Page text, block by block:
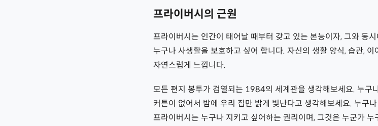
프라이버시의 근원
프라이버시는 인간이 태어날 때부터 갖고 있는 본능이자, 그와 동
누구나 사생활을 보호하고 싶어 합니다. 자신의 생활 양식, 습관,
자연스럽게 느낍니다.
모든 편지 봉투가 검열되는 1984의 세계관을 생각해보세요. 누구
커튼이 없어서 밤에 우리 집만 밝게 빛난다고 생각해보세요. 누구
프라이버시는 누구나 지키고 싶어하는 권리이며, 그것은 누군가